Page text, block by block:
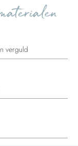
verguld